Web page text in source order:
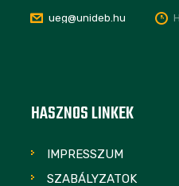
ueg@unideb.hu
HASZNOS LINKEK
IMPRESSZUM
SZABÁLYZATOK